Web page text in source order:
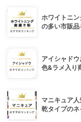
ホワイトニ
の多い市販
アイシャド
色&ラメ入り
マニキュア
乾タイプのネ